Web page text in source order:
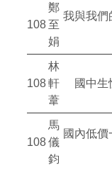
108
鄭
至
娟
我與我們
108
林
軒
葦
國中
108
馬
儀
鈞
國內低